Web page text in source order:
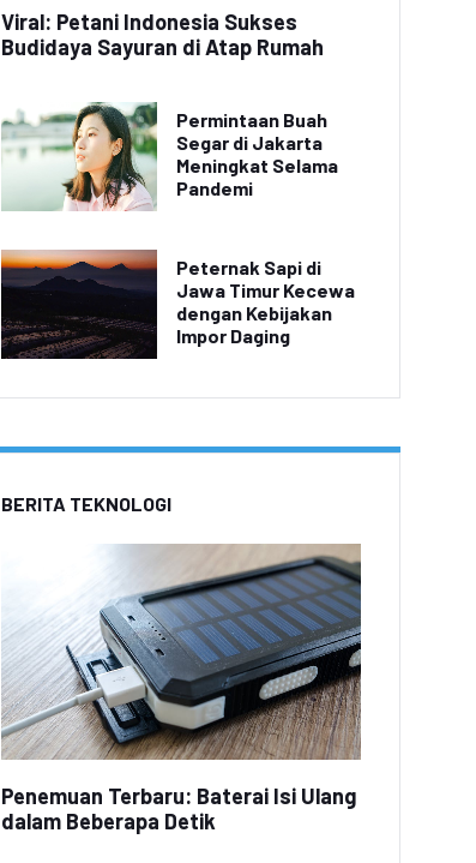
Viral: Petani Indonesia Sukses
Budidaya Sayuran di Atap Rumah
Permintaan Buah
Segar di Jakarta
Meningkat Selama
Pandemi
Peternak Sapi di
Jawa Timur Kecewa
dengan Kebijakan
Impor Daging
BERITA TEKNOLOGI
Penemuan Terbaru: Baterai Isi Ulang
dalam Beberapa Detik